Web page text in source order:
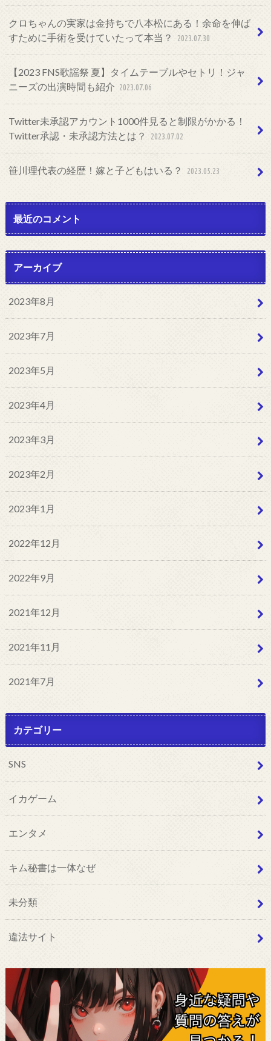
クロちゃんの実家は金持ちで八本松にある！余命を伸ば
すために手術を受けていたって本当？
2023.07.30
【2023 FNS歌謡祭 夏】タイムテーブルやセトリ！ジャ
ニーズの出演時間も紹介 2023.07.06
Twitter未承認アカウント1000件見ると制限がかかる！
Twitter承認・未承認方法とは？
2023.07.02
笹川理代表の経歴！嫁と子どもはいる？ 2023.05.23
最近のコメント
アーカイブ
2023年8月
2023年7月
2023年5月
2023年4月
2023年3月
2023年2月
2023年1月
2022年12月
2022年9月
2021年12月
2021年11月
2021年7月
カテゴリー
SNS
イカゲーム
エンタメ
キム秘書は一体なぜ
未分類
違法サイト